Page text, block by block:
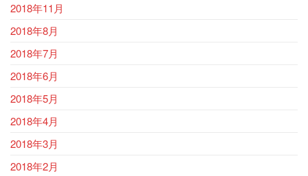
2018年11月
2018年8月
2018年7月
2018年6月
2018年5月
2018年4月
2018年3月
2018年2月